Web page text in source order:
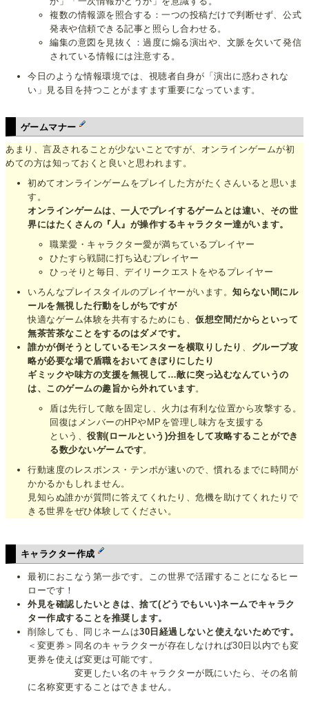
複数の情報源を照合する：一つの投稿だけで判断せず、公式
発表や信頼できる記事と照らし合わせる。
編集の意図を見抜く：過度に煽る演出や、文脈を欠いて発信
されている情報には注意する。
今日のような情報環境では、視聴者自身が「演出に惑わされな
い」見る目を持つことがますます重要になっています。
ゲームマナー
あまり、言及されることが少ないことですが、オンラインゲームが初
めての方は知っておくと良いと思われます。
初めてオンラインゲームをプレイした方がたくさんいると思いま
す。
オンラインゲームは、一人でプレイするゲームとは違い、その世
界にはたくさんの『人』が操作するキャラクター達がいます。
職業愛・キャラクター愛が満ちているプレイヤー
ひたすら戦闘に打ち込むプレイヤー
ひっそりと毎日、デイリークエストをやるプレイヤー
いろんなプレイスタイルのプレイヤーがいます。知らない間にル
ールを無視した行動をしがちですが
快適なゲーム体験を共有するためにも、仮想空間だからといって
無茶苦茶なことをするのはダメです。
誰かが倒そうとしているモンスターを横取りしたり 、 グループ攻
略が必要な場で盾職をおいてきぼりにしたり
ギミックや味方の支援を無視して…敵に突っ込むなんていうの
は、このゲームの趣旨から外れています。
盾は先行して敵を固定し、火力は有利な位置から攻撃する。
回復はメンバーのHPやMPを管理し味方を支援する
という、役割(ロールという)分担をして攻略することができ
る数少ないゲームです。
行動速度のレスポンス・テンポが速いので、慣れるまでに時間が
かかるかもしれません。
見知らぬ誰かが質問に答えてくれたり、危機を助けてくれたりで
きる世界をぜひ体験してください。
キャラクター作成
最初におこなう第一歩です。この世界で活躍することになるヒー
ローです！
外見を確認したいときは、捨て(どうでもいい)ネームでキャラク
ター作成することを推奨します。
削除しても、同じネームは30日経過しないと使えないためです。
＜変更券＞同名のキャラクターが存在しなければ30日以内でも変
更券を使えば変更は可能です。
変更したい名のキャラクターが既にいたら、その名前
に名称変更することはできません。